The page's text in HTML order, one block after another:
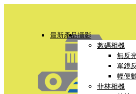
最新產品攝影
數碼相機
無反
單鏡
輕便
菲林相機